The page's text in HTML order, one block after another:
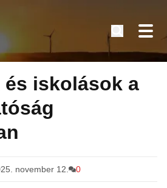
és iskolások a
november 12. 0